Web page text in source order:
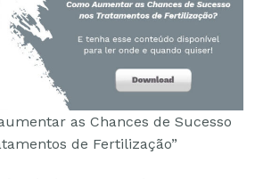
as Chances de Sucesso
de Fertilização”